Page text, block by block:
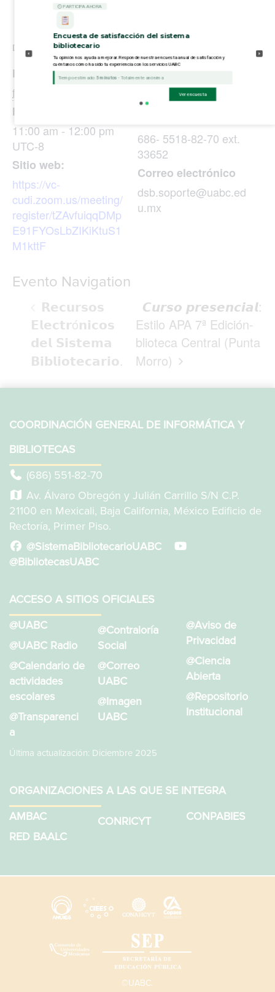
DETALLES
Fecha:
febrero 16, 2024
Hora:
11:00 am - 12:00 pm
UTC-8
Sitio web:
https://vc-
cudi.zoom.us/meeting/
register/tZAvfuiqqDMp
E91FYOsLbZIKiKtuS1
M1kttF
Coordinación General
de Informática y
Bibliotecas
686- 5518-82-70 ext.
33652
Correo electrónico
dsb.soporte@uabc.ed
u.mx
Evento Navigation
𝗥𝗲𝗰𝘂𝗿𝘀𝗼𝘀
𝗘𝗹𝗲𝗰𝘁𝗿ó𝗻𝗶𝗰𝗼𝘀
𝗱𝗲𝗹 𝗦𝗶𝘀𝘁𝗲𝗺𝗮
𝗕𝗶𝗯𝗹𝗶𝗼𝘁𝗲𝗰𝗮𝗿𝗶𝗼.
𝘾𝙪𝙧𝙨𝙤 𝙥𝙧𝙚𝙨𝙚𝙣𝙘𝙞𝙖𝙡:
Estilo APA 7ª Edición-
blioteca Central (Punta
Morro)
COORDINACIÓN GENERAL DE INFORMÁTICA Y
BIBLIOTECAS
(686) 551-82-70
Av. Álvaro Obregón y Julián Carrillo S/N C.P.
21100 en Mexicali, Baja California, México Edificio de
Rectoría, Primer Piso.
@SistemaBibliotecarioUABC
@BibliotecasUABC
ACCESO A SITIOS OFICIALES
@UABC
@UABC Radio
@Calendario de
actividades
escolares
@Transparenci
a
@Contraloría
Social
@Correo
UABC
@Imagen
UABC
@Aviso de
Privacidad
@Ciencia
Abierta
@Repositorio
Institucional
Última actualización: Diciembre 2025
ORGANIZACIONES A LAS QUE SE INTEGRA
AMBAC
RED BAALC
CONRICYT CONPABIES
©UABC.
⏲ PARTICIPA AHORA
Encuesta de satisfacción del sistema
bibliotecario
Tu opinión nos ayuda a mejorar. Responde nuestra encuesta anual de satisfacción y
cuéntanos cómo ha sido tu experiencia con los servicios UABC
Tiempo estimado:5 minutos - Totalmente anónima
Ver encuesta